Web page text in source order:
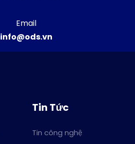
Email
info@ods.vn
Tin Tức
Tin công nghệ